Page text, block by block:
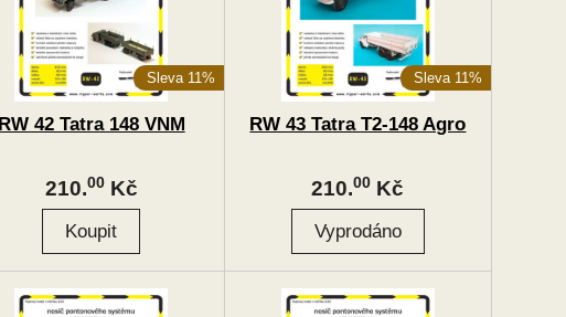
Sleva 11%
RW 42 Tatra 148 VNM
210.00Kč
Sleva 11%
RW 43 Tatra T2-148 Agro
210.00 Kč